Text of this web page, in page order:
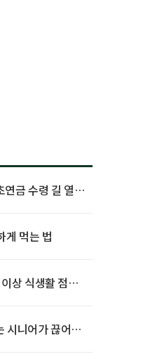
금 수령 길 열린
게 먹는 법
상 식생활 점수
니어가 끊어야